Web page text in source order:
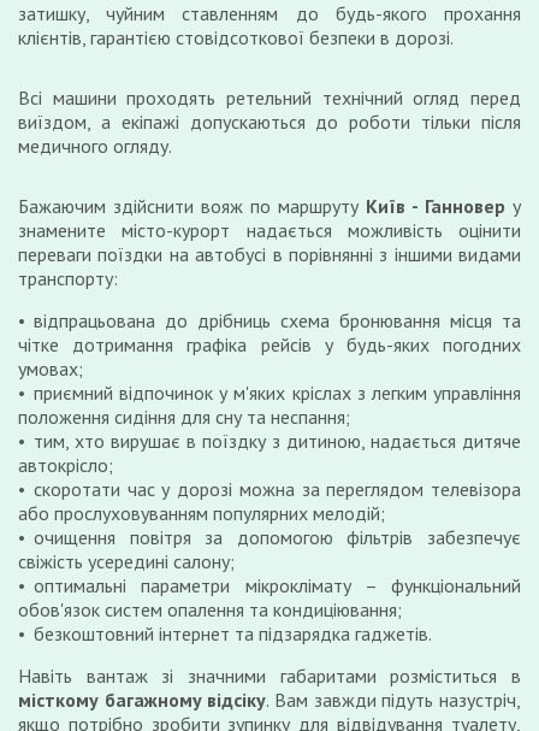
затишку, чуйним ставленням до будь-якого прохання
клієнтів, гарантією стовідсоткової безпеки в дорозі.
Всі машини проходять ретельний технічний огляд перед
виїздом, а екіпажі допускаються до роботи тільки після
медичного огляду.
Бажаючим здійснити вояж по маршруту Київ - Ганновер у
знамените місто-курорт надається можливість оцінити
переваги поїздки на автобусі в порівнянні з іншими видами
транспорту:
відпрацьована до дрібниць схема бронювання місця та
чітке дотримання графіка рейсів у будь-яких погодних
умовах;
приємний відпочинок у м'яких кріслах з легким управління
положення сидіння для сну та неспання;
тим, хто вирушає в поїздку з дитиною, надається дитяче
автокрісло;
скоротати час у дорозі можна за переглядом телевізора
або прослуховуванням популярних мелодій;
очищення повітря за допомогою фільтрів забезпечує
свіжість усередині салону;
оптимальні параметри мікроклімату – функціональний
обов'язок систем опалення та кондиціювання;
безкоштовний інтернет та підзарядка гаджетів.
Навіть вантаж зі значними габаритами розміститься в
місткому багажному відсіку. Вам завжди підуть назустріч,
якщо потрібно зробити зупинку для відвідування туалету,